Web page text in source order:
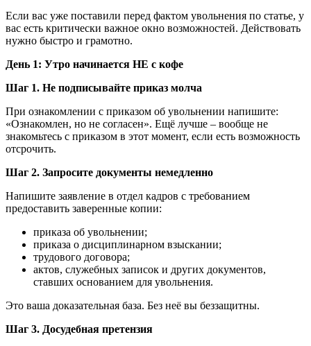
Если вас уже поставили перед фактом увольнения по статье, у
вас есть критически важное окно возможностей. Действовать
нужно быстро и грамотно.
День 1: Утро начинается НЕ с кофе
Шаг 1. Не подписывайте приказ молча
При ознакомлении с приказом об увольнении напишите:
«Ознакомлен, но не согласен». Ещё лучше – вообще не
знакомьтесь с приказом в этот момент, если есть возможность
отсрочить.
Шаг 2. Запросите документы немедленно
Напишите заявление в отдел кадров с требованием
предоставить заверенные копии:
приказа об увольнении;
приказа о дисциплинарном взыскании;
трудового договора;
актов, служебных записок и других документов,
ставших основанием для увольнения.
Это ваша доказательная база. Без неё вы беззащитны.
Шаг 3. Досудебная претензия